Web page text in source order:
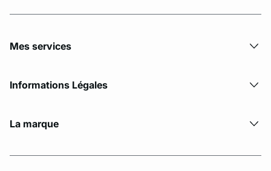
Mes services
Informations Légales
La marque